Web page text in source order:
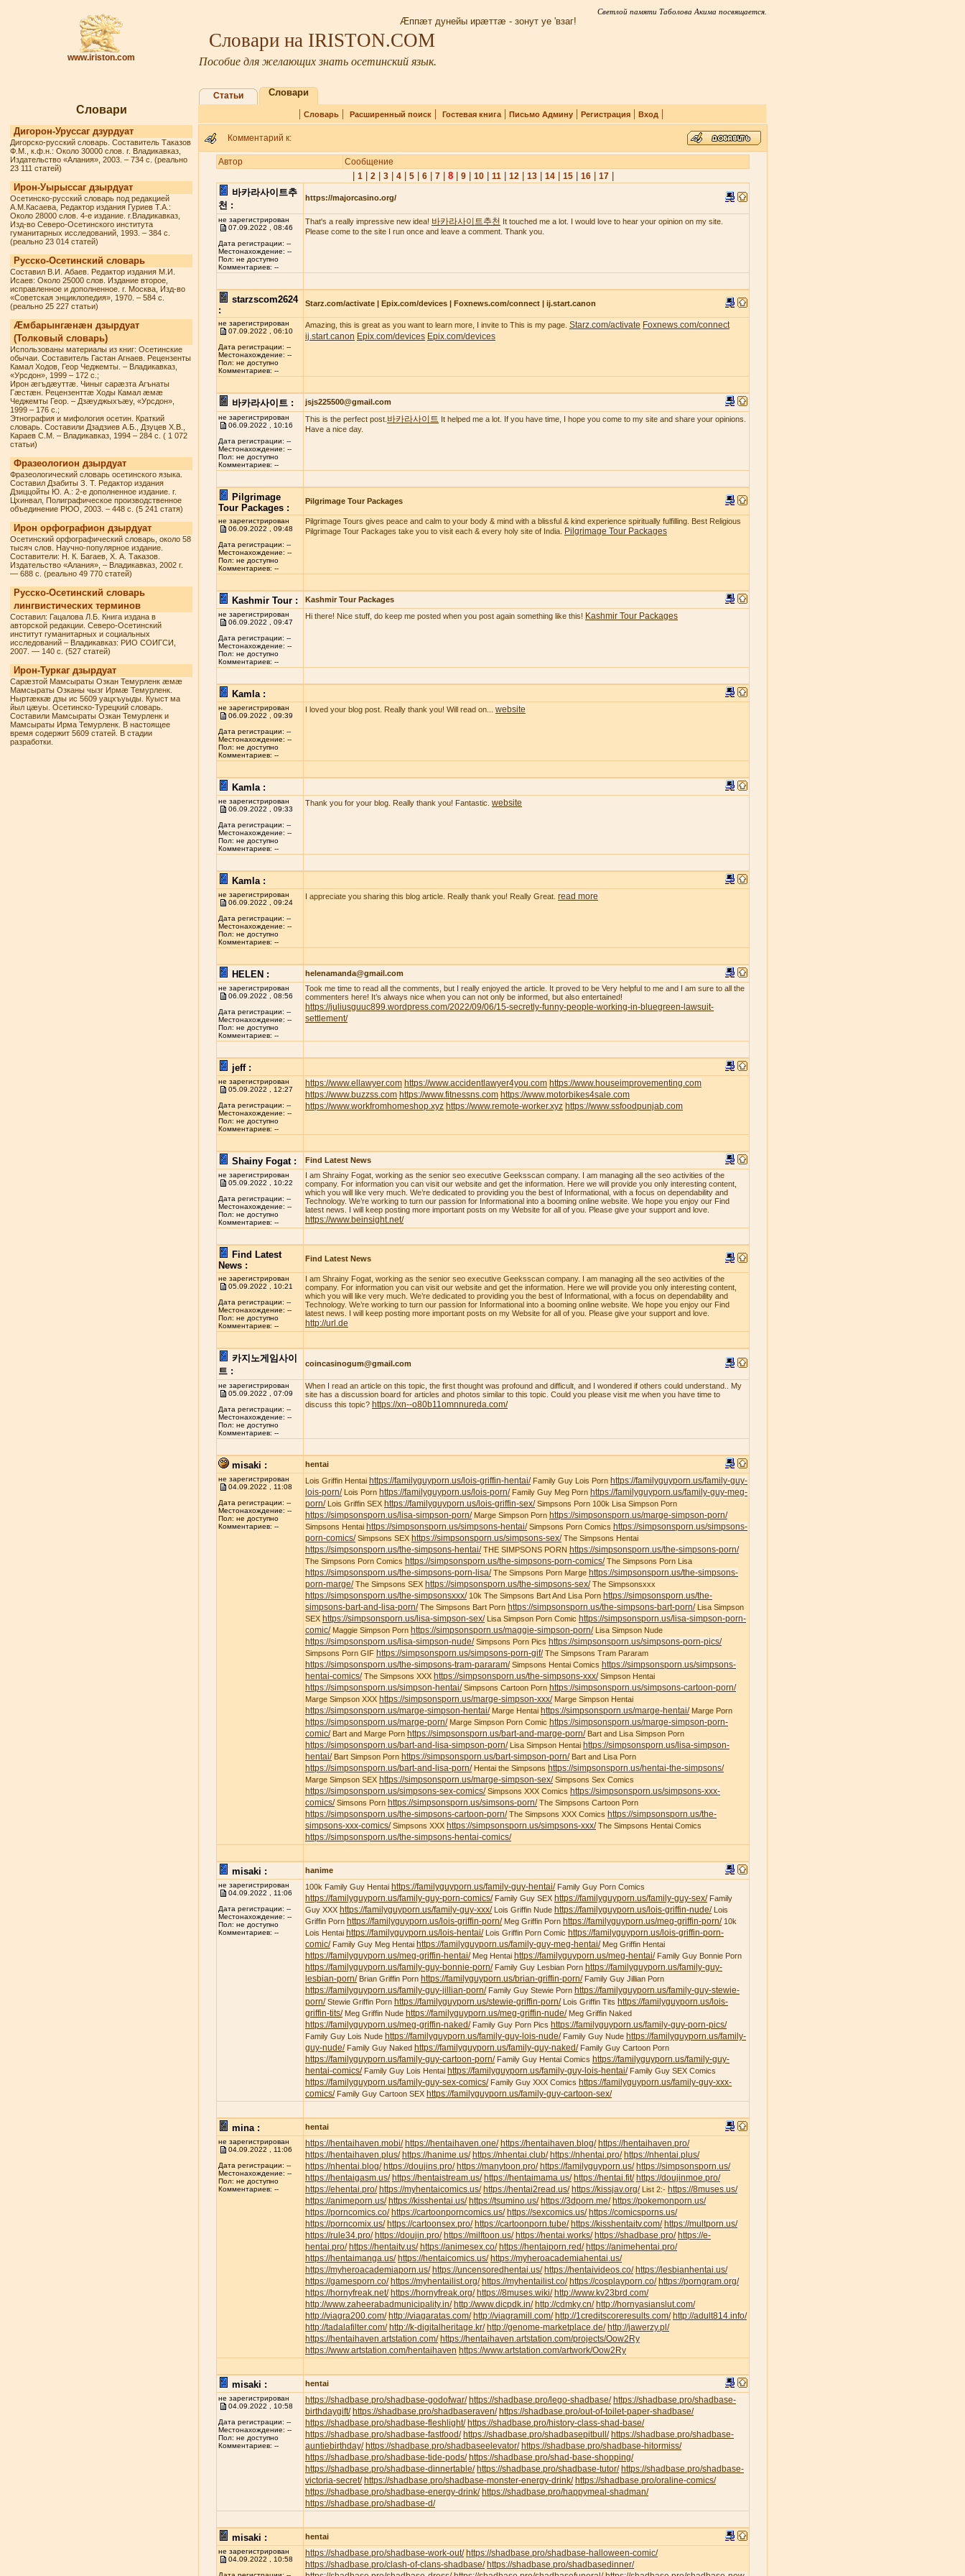
www.iriston.com
Светлой памяти Таболова Акима посвящается.
Æппæт дунейы ирæттæ - зонут уе 'взаг!
Словари на IRISTON.COM
Пособие для желающих знать осетинский язык.
Словари
Дигорон-Уруссаг дзурдуат
Дигорско-русский словарь. Составитель Таказов
Ф.М., к.ф.н.: Около 30000 слов. г. Владикавказ,
Издательство «Алания», 2003. – 734 с. (реально
23 111 статей)
Ирон-Уырыссаг дзырдуат
Осетинско-русский словарь под редакцией
А.М.Касаева, Редактор издания Гуриев Т.А.:
Около 28000 слов. 4-е издание. г.Владикавказ,
Изд-во Северо-Осетинского института
гуманитарных исследований, 1993. – 384 с.
(реально 23 014 статей)
Русско-Осетинский словарь
Составил В.И. Абаев. Редактор издания М.И.
Исаев: Около 25000 слов. Издание второе,
исправленное и дополненное. г. Москва, Изд-во
«Советская энциклопедия», 1970. – 584 с.
(реально 25 227 статьи)
Æмбарынгæнæн дзырдуат
(Толковый словарь)
Использованы материалы из книг: Осетинские
обычаи. Составитель Гастан Агнаев. Рецензенты
Камал Ходов, Геор Чеджемты. – Владикавказ,
«Урсдон», 1999 – 172 с.;
Ирон æгъдæуттæ. Чиныг сарæзта Агънаты
Гæстæн. Рецензенттæ Ходы Камал æмæ
Чеджемты Геор. – Дзæуджыхъæу, «Урсдон»,
1999 – 176 с.;
Этнография и мифология осетин. Краткий
словарь. Составили Дзадзиев А.Б., Дзуцев Х.В.,
Караев С.М. – Владикавказ, 1994 – 284 с. ( 1 072
статьи)
Фразеологион дзырдуат
Фразеологический словарь осетинского языка.
Составил Дзабиты З. Т. Редактор издания
Дзиццойты Ю. А.: 2-е дополненное издание. г.
Цхинвал, Полиграфическое производственное
объединение РЮО, 2003. – 448 с. (5 241 статя)
Ирон орфографион дзырдуат
Осетинский орфографический словарь, около 58
тысяч слов. Научно-популярное издание.
Составители: Н. К. Багаев, Х. А. Таказов.
Издательство «Алания», – Владикавказ, 2002 г.
— 688 с. (реально 49 770 статей)
Русско-Осетинский словарь
лингвистических терминов
Составил: Гацалова Л.Б. Книга издана в
авторской редакции. Северо-Осетинский
институт гуманитарных и социальных
исследований – Владикавказ: РИО СОИГСИ,
2007. — 140 с. (527 статей)
Ирон-Туркаг дзырдуат
Сарæзтой Мамсыраты Озкан Темурленк æмæ
Мамсыраты Озканы чызг Ирмæ Темурленк.
Ныртæккæ дзы ис 5609 уацхъуыды. Куыст ма
йыл цæуы. Осетинско-Турецкий словарь.
Составили Мамсыраты Озкан Темурленк и
Мамсыраты Ирма Темурленк. В настоящее
время содержит 5609 статей. В стадии
разработки.
Статьи Словари
| Словарь| Расширенный поиск| Гостевая книга| Письмо Админу| Регистрация| Вход |
Комментарий к:
Автор Сообщение
1| 2| 3| 4| 5| 6| 7| 8| 9| 10| 11| 12| 13| 14| 15| 16| 17|
바카라사이트추
천 :
https://majorcasino.org/
не зарегистрирован
07.09.2022 , 08:46
Дата регистрации: --
Местонахождение: --
Пол: не доступно
Комментариев: --
That's a really impressive new idea! 바카라사이트추천 It touched me a lot. I would love to hear your opinion on my site.
Please come to the site I run once and leave a comment. Thank you.
starzscom2624
:
Starz.com/activate | Epix.com/devices | Foxnews.com/connect | ij.start.canon
не зарегистрирован
07.09.2022 , 06:10
Дата регистрации: --
Местонахождение: --
Пол: не доступно
Комментариев: --
Amazing, this is great as you want to learn more, I invite to This is my page. Starz.com/activate Foxnews.com/connect
ij.start.canon Epix.com/devices Epix.com/devices
바카라사이트 : jsjs225500@gmail.com
не зарегистрирован
06.09.2022 , 10:16
Дата регистрации: --
Местонахождение: --
Пол: не доступно
Комментариев: --
This is the perfect post. 바카라사이트 It helped me a lot. If you have time, I hope you come to my site and share your opinions.
Have a nice day.
Pilgrimage
Tour Packages :
Pilgrimage Tour Packages
не зарегистрирован
06.09.2022 , 09:48
Дата регистрации: --
Местонахождение: --
Пол: не доступно
Комментариев: --
Pilgrimage Tours gives peace and calm to your body & mind with a blissful & kind experience spiritually fulfilling. Best Religious
Pilgrimage Tour Packages take you to visit each & every holy site of India.
Pilgrimage Tour Packages
Kashmir Tour : Kashmir Tour Packages
не зарегистрирован
06.09.2022 , 09:47
Дата регистрации: --
Местонахождение: --
Пол: не доступно
Комментариев: --
Hi there! Nice stuff, do keep me posted when you post again something like this! Kashmir Tour Packages
Kamla :
не зарегистрирован
06.09.2022 , 09:39
Дата регистрации: --
Местонахождение: --
Пол: не доступно
Комментариев: --
I loved your blog post. Really thank you! Will read on... website
Kamla :
не зарегистрирован
06.09.2022 , 09:33
Дата регистрации: --
Местонахождение: --
Пол: не доступно
Комментариев: --
Thank you for your blog. Really thank you! Fantastic. website
Kamla :
не зарегистрирован
06.09.2022 , 09:24
Дата регистрации: --
Местонахождение: --
Пол: не доступно
Комментариев: --
I appreciate you sharing this blog article. Really thank you! Really Great. read more
HELEN : helenamanda@gmail.com
не зарегистрирован
06.09.2022 , 08:56
Дата регистрации: --
Местонахождение: --
Пол: не доступно
Комментариев: --
Took me time to read all the comments, but I really enjoyed the article. It proved to be Very helpful to me and I am sure to all the
commenters here! It’s always nice when you can not only be informed, but also entertained!
https://juliusguuc899.wordpress.com/2022/09/06/15-secretly-funny-people-working-in-bluegreen-lawsuit-
settlement/
jeff :
не зарегистрирован
05.09.2022 , 12:27
Дата регистрации: --
Местонахождение: --
Пол: не доступно
Комментариев: --
https://www.ellawyer.com https://www.accidentlawyer4you.com https://www.houseimprovementing.com
https://www.buzzss.com https://www.fitnessns.com https://www.motorbikes4sale.com
https://www.workfromhomeshop.xyz https://www.remote-worker.xyz https://www.ssfoodpunjab.com
Shainy Fogat : Find Latest News
не зарегистрирован
05.09.2022 , 10:22
Дата регистрации: --
Местонахождение: --
Пол: не доступно
Комментариев: --
I am Shrainy Fogat, working as the senior seo executive Geeksscan company. I am managing all the seo activities of the
company. For information you can visit our website and get the information. Here we will provide you only interesting content,
which you will like very much. We’re dedicated to providing you the best of Informational, with a focus on dependability and
Technology. We’re working to turn our passion for Informational into a booming online website. We hope you enjoy our Find
latest news. I will keep posting more important posts on my Website for all of you. Please give your support and love.
https://www.beinsight.net/
Find Latest
News :
Find Latest News
не зарегистрирован
05.09.2022 , 10:21
Дата регистрации: --
Местонахождение: --
Пол: не доступно
Комментариев: --
I am Shrainy Fogat, working as the senior seo executive Geeksscan company. I am managing all the seo activities of the
company. For information you can visit our website and get the information. Here we will provide you only interesting content,
which you will like very much. We’re dedicated to providing you the best of Informational, with a focus on dependability and
Technology. We’re working to turn our passion for Informational into a booming online website. We hope you enjoy our Find
latest news. I will keep posting more important posts on my Website for all of you. Please give your support and love.
http://url.de
카지노게임사이
트 :
coincasinogum@gmail.com
не зарегистрирован
05.09.2022 , 07:09
Дата регистрации: --
Местонахождение: --
Пол: не доступно
Комментариев: --
When I read an article on this topic, the first thought was profound and difficult, and I wondered if others could understand.. My
site has a discussion board for articles and photos similar to this topic. Could you please visit me when you have time to
discuss this topic? https://xn--o80b11omnnureda.com/
misaki : hentai
не зарегистрирован
04.09.2022 , 11:08
Дата регистрации: --
Местонахождение: --
Пол: не доступно
Комментариев: --
Lois Griffin Hentai https://familyguyporn.us/lois-griffin-hentai/Family Guy Lois Porn https://familyguyporn.us/family-guy-
lois-porn/Lois Porn https://familyguyporn.us/lois-porn/Family Guy Meg Porn https://familyguyporn.us/family-guy-meg-
porn/Lois Griffin SEX https://familyguyporn.us/lois-griffin-sex/Simpsons Porn 100k Lisa Simpson Porn
https://simpsonsporn.us/lisa-simpson-porn/Marge Simpson Porn https://simpsonsporn.us/marge-simpson-porn/
Simpsons Hentai https://simpsonsporn.us/simpsons-hentai/Simpsons Porn Comics https://simpsonsporn.us/simpsons-
porn-comics/Simpsons SEX https://simpsonsporn.us/simpsons-sex/The Simpsons Hentai
https://simpsonsporn.us/the-simpsons-hentai/THE SIMPSONS PORN https://simpsonsporn.us/the-simpsons-porn/
The Simpsons Porn Comics https://simpsonsporn.us/the-simpsons-porn-comics/The Simpsons Porn Lisa
https://simpsonsporn.us/the-simpsons-porn-lisa/The Simpsons Porn Marge https://simpsonsporn.us/the-simpsons-
porn-marge/The Simpsons SEX https://simpsonsporn.us/the-simpsons-sex/The Simpsonsxxx
https://simpsonsporn.us/the-simpsonsxxx/10k The Simpsons Bart And Lisa Porn https://simpsonsporn.us/the-
simpsons-bart-and-lisa-porn/The Simpsons Bart Porn https://simpsonsporn.us/the-simpsons-bart-porn/Lisa Simpson
SEX https://simpsonsporn.us/lisa-simpson-sex/Lisa Simpson Porn Comic https://simpsonsporn.us/lisa-simpson-porn-
comic/Maggie Simpson Porn https://simpsonsporn.us/maggie-simpson-porn/Lisa Simpson Nude
https://simpsonsporn.us/lisa-simpson-nude/Simpsons Porn Pics https://simpsonsporn.us/simpsons-porn-pics/
Simpsons Porn GIF https://simpsonsporn.us/simpsons-porn-gif/The Simpsons Tram Pararam
https://simpsonsporn.us/the-simpsons-tram-pararam/Simpsons Hentai Comics https://simpsonsporn.us/simpsons-
hentai-comics/The Simpsons XXX https://simpsonsporn.us/the-simpsons-xxx/Simpson Hentai
https://simpsonsporn.us/simpson-hentai/Simpsons Cartoon Porn https://simpsonsporn.us/simpsons-cartoon-porn/
Marge Simpson XXX https://simpsonsporn.us/marge-simpson-xxx/Marge Simpson Hentai
https://simpsonsporn.us/marge-simpson-hentai/Marge Hentai https://simpsonsporn.us/marge-hentai/Marge Porn
https://simpsonsporn.us/marge-porn/Marge Simpson Porn Comic https://simpsonsporn.us/marge-simpson-porn-
comic/Bart and Marge Porn https://simpsonsporn.us/bart-and-marge-porn/Bart and Lisa Simpson Porn
https://simpsonsporn.us/bart-and-lisa-simpson-porn/Lisa Simpson Hentai https://simpsonsporn.us/lisa-simpson-
hentai/Bart Simpson Porn https://simpsonsporn.us/bart-simpson-porn/Bart and Lisa Porn
https://simpsonsporn.us/bart-and-lisa-porn/Hentai the Simpsons https://simpsonsporn.us/hentai-the-simpsons/
Marge Simpson SEX https://simpsonsporn.us/marge-simpson-sex/Simpsons Sex Comics
https://simpsonsporn.us/simpsons-sex-comics/Simpsons XXX Comics https://simpsonsporn.us/simpsons-xxx-
comics/Simsons Porn https://simpsonsporn.us/simsons-porn/The Simpsons Cartoon Porn
https://simpsonsporn.us/the-simpsons-cartoon-porn/The Simpsons XXX Comics https://simpsonsporn.us/the-
simpsons-xxx-comics/Simpsons XXX https://simpsonsporn.us/simpsons-xxx/The Simpsons Hentai Comics
https://simpsonsporn.us/the-simpsons-hentai-comics/
misaki : hanime
не зарегистрирован
04.09.2022 , 11:06
Дата регистрации: --
Местонахождение: --
Пол: не доступно
Комментариев: --
100k Family Guy Hentai https://familyguyporn.us/family-guy-hentai/Family Guy Porn Comics
https://familyguyporn.us/family-guy-porn-comics/Family Guy SEX https://familyguyporn.us/family-guy-sex/Family
Guy XXX https://familyguyporn.us/family-guy-xxx/Lois Griffin Nude https://familyguyporn.us/lois-griffin-nude/Lois
Griffin Porn https://familyguyporn.us/lois-griffin-porn/Meg Griffin Porn https://familyguyporn.us/meg-griffin-porn/10k
Lois Hentai https://familyguyporn.us/lois-hentai/Lois Griffin Porn Comic https://familyguyporn.us/lois-griffin-porn-
comic/Family Guy Meg Hentai https://familyguyporn.us/family-guy-meg-hentai/Meg Griffin Hentai
https://familyguyporn.us/meg-griffin-hentai/Meg Hentai https://familyguyporn.us/meg-hentai/Family Guy Bonnie Porn
https://familyguyporn.us/family-guy-bonnie-porn/Family Guy Lesbian Porn https://familyguyporn.us/family-guy-
lesbian-porn/Brian Griffin Porn https://familyguyporn.us/brian-griffin-porn/Family Guy Jillian Porn
https://familyguyporn.us/family-guy-jillian-porn/Family Guy Stewie Porn https://familyguyporn.us/family-guy-stewie-
porn/Stewie Griffin Porn https://familyguyporn.us/stewie-griffin-porn/Lois Griffin Tits https://familyguyporn.us/lois-
griffin-tits/Meg Griffin Nude https://familyguyporn.us/meg-griffin-nude/Meg Griffin Naked
https://familyguyporn.us/meg-griffin-naked/Family Guy Porn Pics https://familyguyporn.us/family-guy-porn-pics/
Family Guy Lois Nude https://familyguyporn.us/family-guy-lois-nude/Family Guy Nude https://familyguyporn.us/family-
guy-nude/Family Guy Naked https://familyguyporn.us/family-guy-naked/Family Guy Cartoon Porn
https://familyguyporn.us/family-guy-cartoon-porn/Family Guy Hentai Comics https://familyguyporn.us/family-guy-
hentai-comics/Family Guy Lois Hentai https://familyguyporn.us/family-guy-lois-hentai/Family Guy SEX Comics
https://familyguyporn.us/family-guy-sex-comics/Family Guy XXX Comics https://familyguyporn.us/family-guy-xxx-
comics/Family Guy Cartoon SEX https://familyguyporn.us/family-guy-cartoon-sex/
mina : hentai
не зарегистрирован
04.09.2022 , 11:06
Дата регистрации: --
Местонахождение: --
Пол: не доступно
Комментариев: --
https://hentaihaven.mobi/ https://hentaihaven.one/ https://hentaihaven.blog/ https://hentaihaven.pro/
https://hentaihaven.plus/ https://hanime.us/ https://nhentai.club/ https://nhentai.pro/ https://nhentai.plus/
https://nhentai.blog/ https://doujins.pro/ https://manytoon.pro/ https://familyguyporn.us/ https://simpsonsporn.us/
https://hentaigasm.us/ https://hentaistream.us/ https://hentaimama.us/ https://hentai.fit/ https://doujinmoe.pro/
https://ehentai.pro/ https://myhentaicomics.us/ https://hentai2read.us/ https://kissjav.org/List 2:- https://8muses.us/
https://animeporn.us/ https://kisshentai.us/ https://tsumino.us/ https://3dporn.me/ https://pokemonporn.us/
https://porncomics.co/ https://cartoonporncomics.us/ https://sexcomics.us/ https://comicsporns.us/
https://porncomix.us/ https://cartoonsex.pro/ https://cartoonporn.tube/ https://kisshentaitv.com/ https://multporn.us/
https://rule34.pro/ https://doujin.pro/ https://milftoon.us/ https://hentai.works/ https://shadbase.pro/ https://e-
hentai.pro/ https://hentaitv.us/ https://animesex.co/ https://hentaiporn.red/ https://animehentai.pro/
https://hentaimanga.us/ https://hentaicomics.us/ https://myheroacademiahentai.us/
https://myheroacademiaporn.us/ https://uncensoredhentai.us/ https://hentaivideos.co/ https://lesbianhentai.us/
https://gamesporn.co/ https://myhentailist.org/ https://myhentailist.co/ https://cosplayporn.co/ https://porngram.org/
https://hornyfreak.net/ https://hornyfreak.org/ https://8muses.wiki/ http://www.kv23brd.com/
http://www.zaheerabadmunicipality.in/ http://www.dicpdk.in/ http://cdmky.cn/ http://hornyasianslut.com/
http://viagra200.com/ http://viagaratas.com/ http://viagramill.com/ http://1creditscoreresults.com/ http://adult814.info/
http://tadalafilter.com/ http://k-digitalheritage.kr/ http://genome-marketplace.de/ http://jawerzy.pl/
https://hentaihaven.artstation.com/ https://hentaihaven.artstation.com/projects/Oow2Ry
https://www.artstation.com/hentaihaven https://www.artstation.com/artwork/Oow2Ry
misaki : hentai
не зарегистрирован
04.09.2022 , 10:58
Дата регистрации: --
Местонахождение: --
Пол: не доступно
Комментариев: --
https://shadbase.pro/shadbase-godofwar/ https://shadbase.pro/lego-shadbase/ https://shadbase.pro/shadbase-
birthdaygift/ https://shadbase.pro/shadbaseraven/ https://shadbase.pro/out-of-toilet-paper-shadbase/
https://shadbase.pro/shadbase-fleshlight/ https://shadbase.pro/history-class-shad-base/
https://shadbase.pro/shadbase-fastfood/ https://shadbase.pro/shadbasepitbull/ https://shadbase.pro/shadbase-
auntiebirthday/ https://shadbase.pro/shadbaseelevator/ https://shadbase.pro/shadbase-hitormiss/
https://shadbase.pro/shadbase-tide-pods/ https://shadbase.pro/shad-base-shopping/
https://shadbase.pro/shadbase-dinnertable/ https://shadbase.pro/shadbase-tutor/ https://shadbase.pro/shadbase-
victoria-secret/ https://shadbase.pro/shadbase-monster-energy-drink/ https://shadbase.pro/oraline-comics/
https://shadbase.pro/shadbase-energy-drink/ https://shadbase.pro/happymeal-shadman/
https://shadbase.pro/shadbase-d/
misaki : hentai
не зарегистрирован
04.09.2022 , 10:58
https://shadbase.pro/shadbase-work-out/ https://shadbase.pro/shadbase-halloween-comic/
https://shadbase.pro/clash-of-clans-shadbase/ https://shadbase.pro/shadbasedinner/